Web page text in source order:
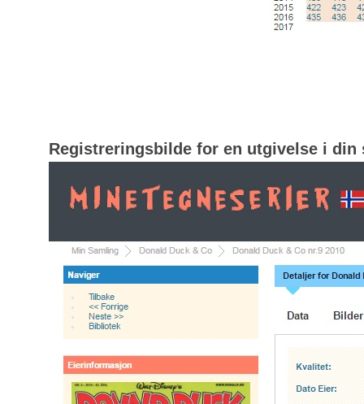
Registreringsbilde for en utgivelse i din